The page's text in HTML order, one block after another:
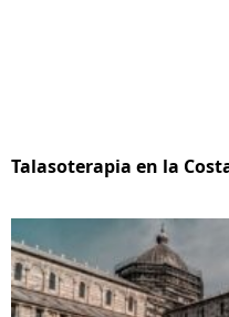
Talasoterapia en la